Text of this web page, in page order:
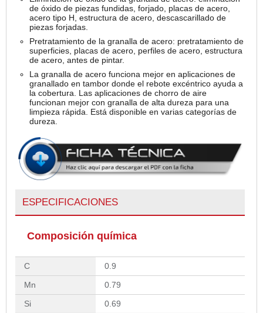
de óxido de piezas fundidas, forjado, placas de acero,
acero tipo H, estructura de acero, descascarillado de
piezas forjadas.
Pretratamiento de la granalla de acero: pretratamiento de
superficies, placas de acero, perfiles de acero, estructura
de acero, antes de pintar.
La granalla de acero funciona mejor en aplicaciones de
granallado en tambor donde el rebote excéntrico ayuda a
la cobertura. Las aplicaciones de chorro de aire
funcionan mejor con granalla de alta dureza para una
limpieza rápida. Está disponible en varias categorías de
dureza.
ESPECIFICACIONES
Composición química
C
0.9
Mn
0.79
Si
0.69